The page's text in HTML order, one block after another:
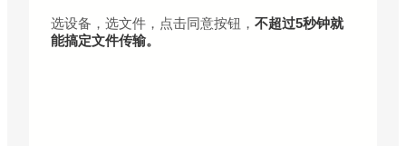
选设备，选文件，点击同意按钮， 不超过5秒钟就
能搞定文件传输。